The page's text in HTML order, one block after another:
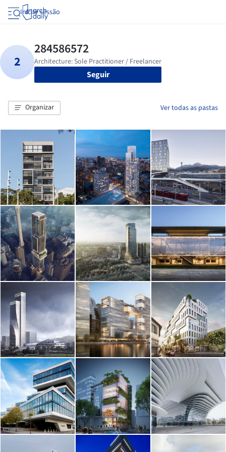
Iniciar sessão
Seguir
Organizar Ver todas as pastas